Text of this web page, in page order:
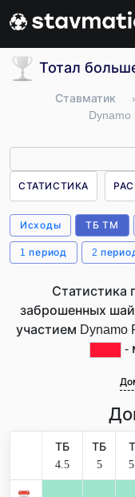
Тотал
Ставматик ›
Dynamo
СТАТИСТИКА
Исходы ТБ ТМ
1 период 2
Статистика
заброшенных
участием Dynamo
-
ТБ
4.5
ТБ
5